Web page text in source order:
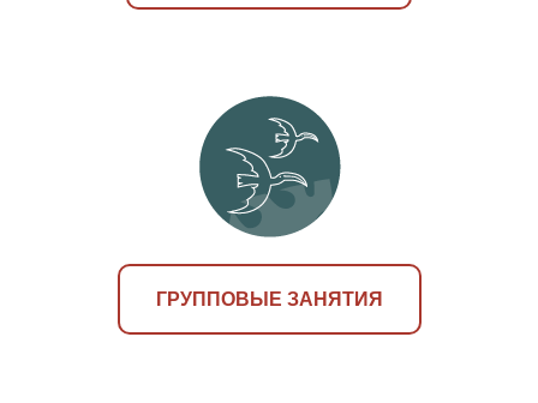
ГРУППОВЫЕ ЗАНЯТИЯ